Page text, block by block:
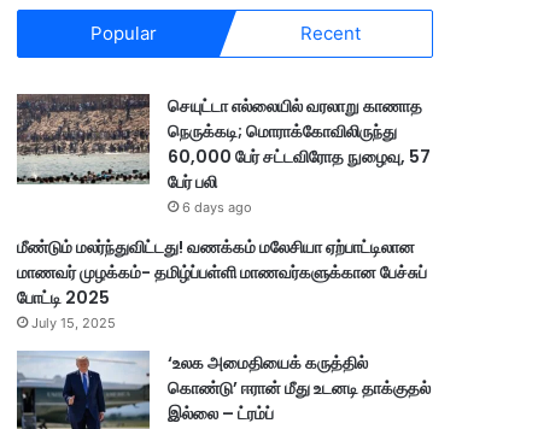
Popular Recent
செயுட்டா எல்லையில் வரலாறு காணாத
நெருக்கடி; மொராக்கோவிலிருந்து
60,000 பேர் சட்டவிரோத நுழைவு, 57
பேர் பலி
6 days ago
மீண்டும் மலர்ந்துவிட்டது! வணக்கம் மலேசியா ஏற்பாட்டிலான
மாணவர் முழக்கம்- தமிழ்ப்பள்ளி மாணவர்களுக்கான பேச்சுப்
போட்டி 2025
July 15, 2025
‘உலக அமைதியைக் கருத்தில்
கொண்டு’ ஈரான் மீது உடனடி தாக்குதல்
இல்லை – ட்ரம்ப்